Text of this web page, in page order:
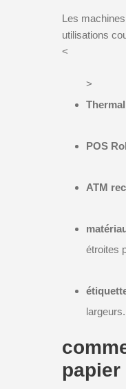
Les
utilisations
<
>
POS
ATM
étroites
largeurs.
papier